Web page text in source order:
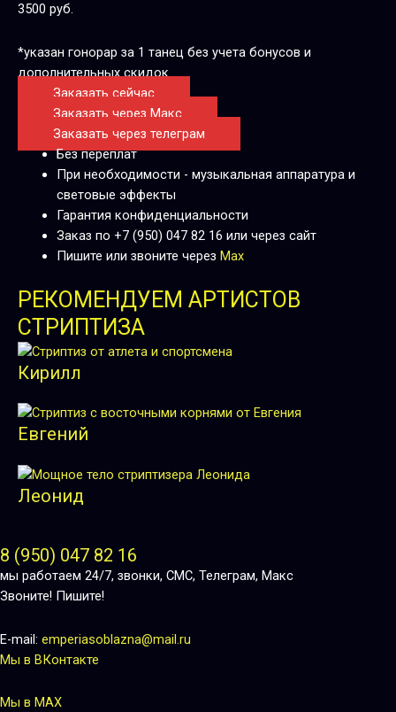
3500 руб.
*указан гонорар за 1 танец без учета бонусов и
дополнительных скидок
Заказать сейчас
Заказать через Макс
Заказать через телеграм
Без переплат
При необходимости - музыкальная аппаратура и
световые эффекты
Гарантия конфиденциальности
Заказ по +7 (950) 047 82 16 или через сайт
Пишите или звоните через Max
РЕКОМЕНДУЕМ АРТИСТОВ
СТРИПТИЗА
Кирилл
Евгений
Леонид
8 (950) 047 82 16
мы работаем 24/7, звонки, СМС, Телеграм, Макс
Звоните! Пишите!
E-mail: emperiasoblazna@mail.ru
Мы в ВКонтакте
Мы в MAX